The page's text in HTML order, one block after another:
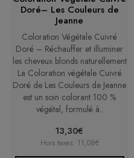
Doré– Les Couleurs de
Jeanne
Coloration Végétale Cuivré
Doré – Réchauffer et illuminer
les cheveux blonds naturellement
La Coloration végétale Cuivré
Doré de Les Couleurs de Jeanne
est un soin colorant 100 %
végétal, formulé à..
13,30€
Hors taxes: 11,08€